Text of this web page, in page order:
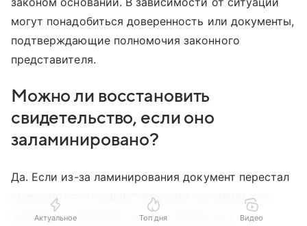
могут понадобиться доверенность или документы,
подтверждающие полномочия законного
представителя.
Можно ли восстановить
свидетельство, если оно
заламинировано?
Да. Если из-за ламинирования документ перестал
приниматься государственными органами или
оказался поврежден, можно обратиться
Актуальное Топ дня Видео